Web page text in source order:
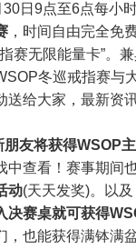
日9点至6点每小
，时间自由完全免
赛无限能量卡”。
冬巡戒指赛与
送给大家，最新资
朋友将获得WSOP
中查看！赛事期间
动(天天发奖)。以
决赛桌就可获得
也能获得满钵满